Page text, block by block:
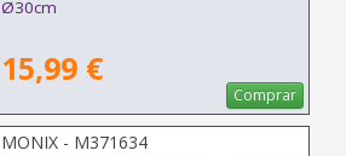
Ø30cm
15,99 €
Comprar
MONIX - M371634